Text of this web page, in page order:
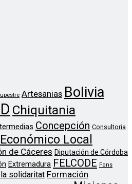
Artesanias Bolivia
Chiquitania
Concepción Consultoria
Local
de Cáceres Diputación de Córdoba
Extremadura FELCODE Fons
solidaritat Formación